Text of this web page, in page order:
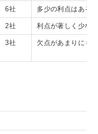
6社 多少の利点はある
2社 利点が著しく少な
3社 欠点があまりにも